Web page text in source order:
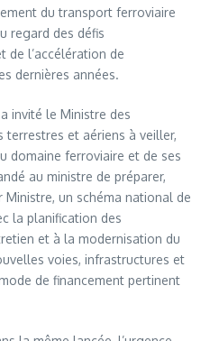
du transport ferroviaire
regard des défis
de l’accélération de
dernières années.
invité le Ministre des
terrestres et aériens à veiller,
domaine ferroviaire et de ses
au ministre de préparer,
un schéma national de
la planification des
et à la modernisation du
voies, infrastructures et
de financement pertinent